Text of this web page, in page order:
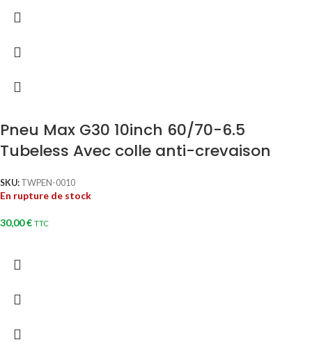
Pneu Max G30 10inch 60/70-6.5
Tubeless Avec colle anti-crevaison
SKU: TWPEN-0010
En rupture de stock
30,00€ TTC